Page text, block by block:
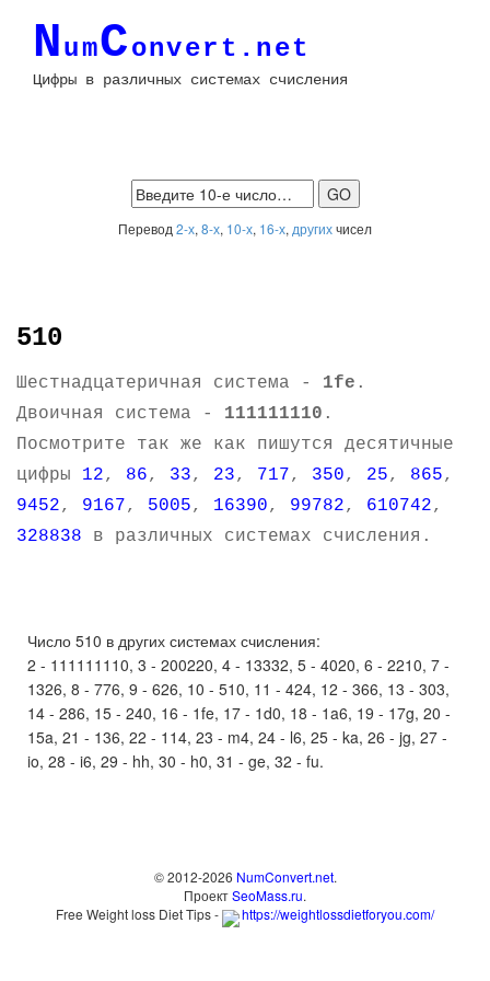
NumConvert.net
Цифры в различных системах счисления
Перевод 2-х, 8-х, 10-х, 16-х, другихчисел
510
Шестнадцатеричная система - 1fe .
Двоичная система - 111111110 .
Посмотрите так же как пишутся десятичные
цифры 12, 86, 33, 23, 717, 350, 25, 865,
9452, 9167, 5005, 16390, 99782, 610742,
328838 в различных системах счисления.
Число 510 в других системах счисления:
2 - 111111110, 3 - 200220, 4 - 13332, 5 - 4020, 6 - 2210, 7 -
1326, 8 - 776, 9 - 626, 10 - 510, 11 - 424, 12 - 366, 13 - 303,
14 - 286, 15 - 240, 16 - 1fe, 17 - 1d0, 18 - 1a6, 19 - 17g, 20 -
15a, 21 - 136, 22 - 114, 23 - m4, 24 - l6, 25 - ka, 26 - jg, 27 -
io, 28 - i6, 29 - hh, 30 - h0, 31 - ge, 32 - fu.
© 2012-2026 NumConvert.net.
ПроектSeoMass.ru.
Free Weight loss Diet Tips -
https://weightlossdietforyou.com/